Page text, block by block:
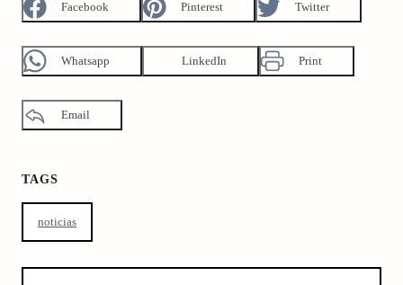
Facebook Pinterest Twitter
Whatsapp LinkedIn Print
Email
TAGS
noticias